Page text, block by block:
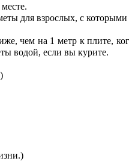
для взрослых, с
чем на 1 метр к плите,
водой, если вы курите.